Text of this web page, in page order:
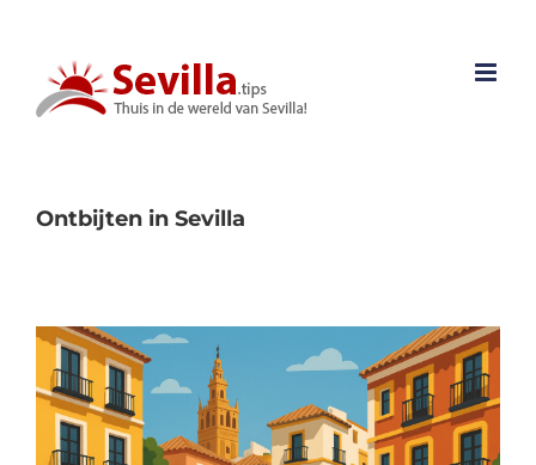
inhoud
Ontbijten in Sevilla